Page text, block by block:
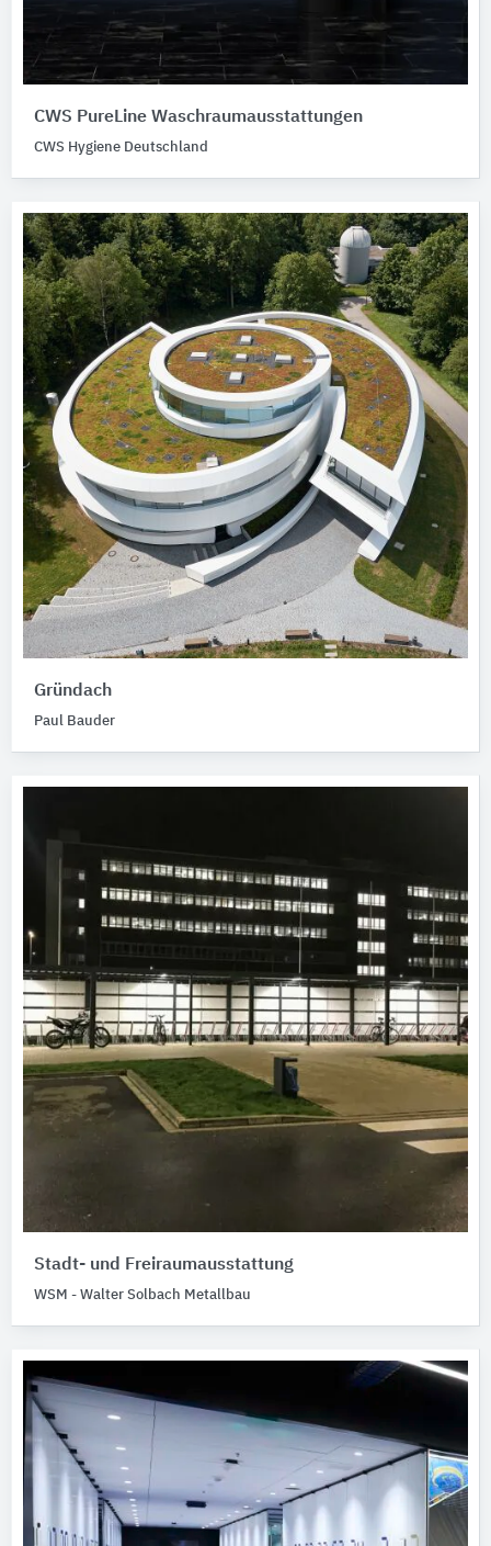
CWS PureLine Waschraumausstattungen
CWS Hygiene Deutschland
Gründach
Paul Bauder
Stadt- und Freiraumausstattung
WSM - Walter Solbach Metallbau